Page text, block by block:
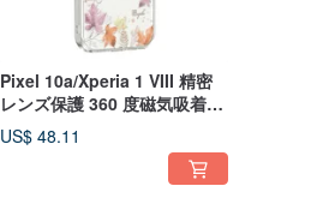
Pixel 10a/Xperia 1 VIII 精密
レンズ保護 360 度磁気吸着ス
タンドケース -四季 - 秋
US$ 48.11